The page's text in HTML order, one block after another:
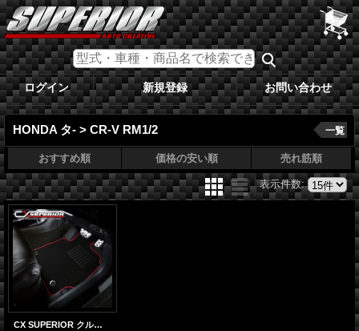
ログイン 新規登録 お問い合わせ
HONDA タ- > CR-V RM1/2 一覧
おすすめ順 価格の安い順 売れ筋順
表示件数:
CX SUPERIOR クルージングフロアマット CR-V RM1/2